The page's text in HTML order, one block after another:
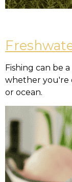
Fishing can be
whether you're
or ocean.